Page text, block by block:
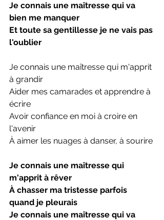
Je connais une maîtresse qui va
bien me manquer
Et toute sa gentillesse je ne vais pas
l'oublier
Je connais une maîtresse qui m'apprit
à grandir
Aider mes camarades et apprendre à
écrire
Avoir confiance en moi à croire en
l'avenir
À aimer les nuages à danser, à sourire
Je connais une maîtresse qui
m'apprit à rêver
À chasser ma tristesse parfois
quand je pleurais
Je connais une maîtresse qui va